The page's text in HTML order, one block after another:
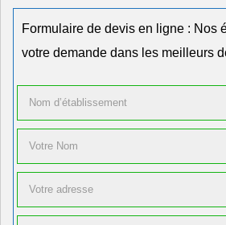
Formulaire de devis en ligne : Nos
votre demande dans les meilleurs